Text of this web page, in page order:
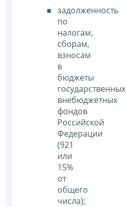
задолженность
по
налогам,
сборам,
взносам
в
бюджеты
государственных
внебюджетных
фондов
Российской
Федерации
(921
или
15%
от
общего
числа);